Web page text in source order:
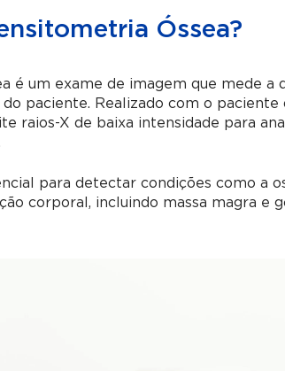
Óssea?
é um exame de imagem que mede a
do paciente. Realizado com o
raios-X de baixa intensidade para
para detectar condições como a
corporal, incluindo massa magra e